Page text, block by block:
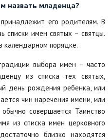
назвать младенца?
его родителям. В
списки имен святых – святцы.
календарном порядке.
выбора имен – часто
из списка тех святых,
день рождения ребенка, или
чин наречения имени, или
совершается Таинство
из списка имен церковного
близко находятся